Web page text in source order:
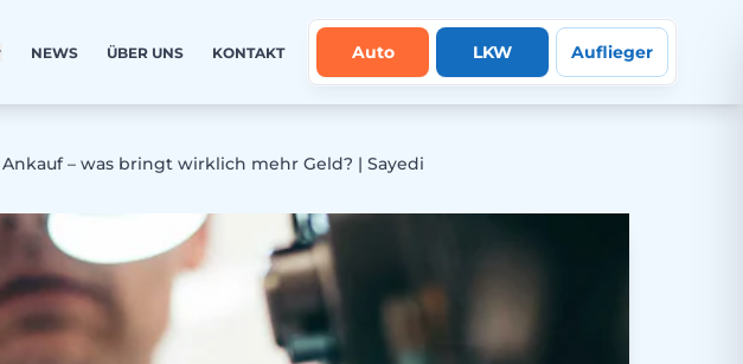
NEWS ÜBER UNS KONTAKT Auto LKW Auflieger
– was bringt wirklich mehr Geld? | Sayedi